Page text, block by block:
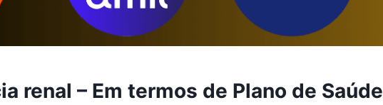
renal – Em termos de Plano de Saúde